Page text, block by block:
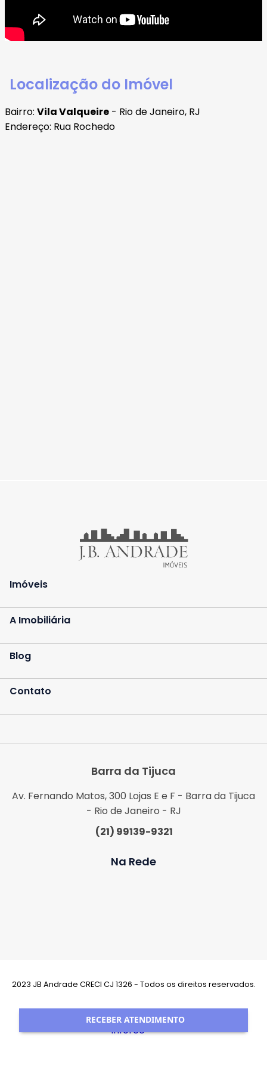
RECEBER ATENDIMENTO
Localização do Imóvel
Bairro: Vila Valqueire - Rio de Janeiro, RJ
Endereço: Rua Rochedo
Imóveis
A Imobiliária
Blog
Contato
Barra da Tijuca
Av. Fernando Matos, 300 Lojas E e F - Barra da Tijuca
- Rio de Janeiro - RJ
(21) 99139-9321
Na Rede
2023 JB Andrade CRECI CJ 1326 - Todos os direitos reservados.